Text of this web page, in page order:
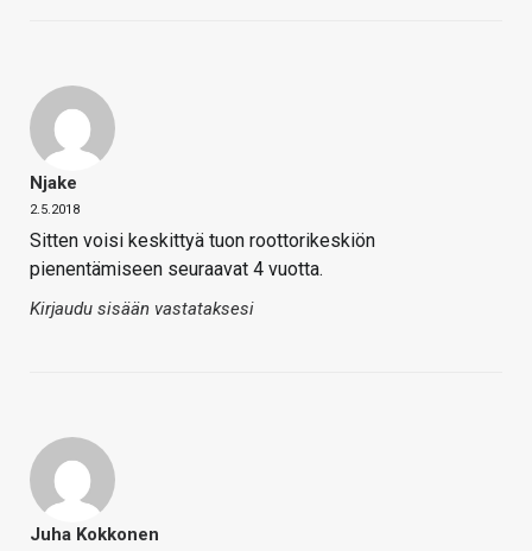
Njake
2.5.2018
Sitten voisi keskittyä tuon roottorikeskiön
pienentämiseen seuraavat 4 vuotta.
Kirjaudu sisään vastataksesi
Juha Kokkonen